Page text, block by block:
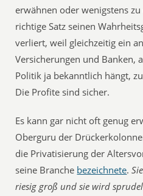
erwähnen oder wenigstens
richtige Satz seinen
verliert, weil gleichzeitig ein
Versicherungen und Banken,
Politik ja bekanntlich hängt,
Die Profite sind sicher.
Es kann gar nicht oft genug
Oberguru der
die Privatisierung der
seine Branche bezeichnete.
riesig groß und sie wird